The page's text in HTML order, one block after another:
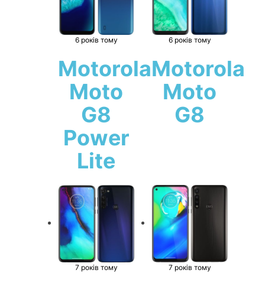
6 років тому
Motorola
Moto
G8
Power
Lite
6 років тому
Motorola
Moto
G8
7 років тому 7 років тому